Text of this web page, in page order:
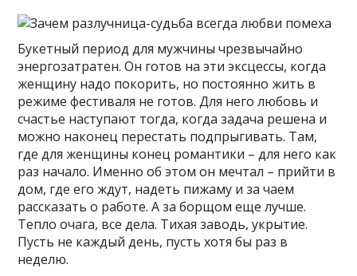
Букетный период для мужчины чрезвычайно
энергозатратен. Он готов на эти эксцессы, когда
женщину надо покорить, но постоянно жить в
режиме фестиваля не готов. Для него любовь и
счастье наступают тогда, когда задача решена и
можно наконец перестать подпрыгивать. Там,
где для женщины конец романтики – для него как
раз начало. Именно об этом он мечтал – прийти в
дом, где его ждут, надеть пижаму и за чаем
рассказать о работе. А за борщом еще лучше.
Тепло очага, все дела. Тихая заводь, укрытие.
Пусть не каждый день, пусть хотя бы раз в
неделю.